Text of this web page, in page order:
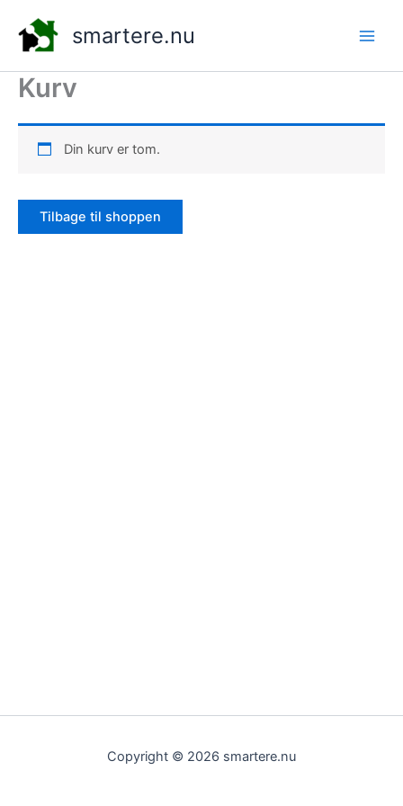
indholdet
smartere.nu
Kurv
Din kurv er tom.
Tilbage til shoppen
Copyright © 2026 smartere.nu